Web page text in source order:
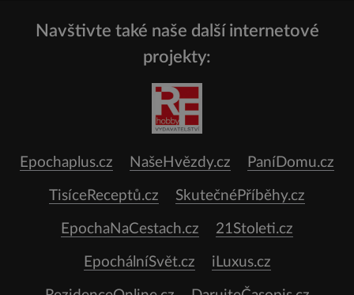
Navštivte také naše další internetové
projekty:
Epochaplus.cz NašeHvězdy.cz PaníDomu.cz
TisíceReceptů.cz SkutečnéPříběhy.cz
EpochaNaCestach.cz 21Stoleti.cz
EpochálníSvět.cz iLuxus.cz